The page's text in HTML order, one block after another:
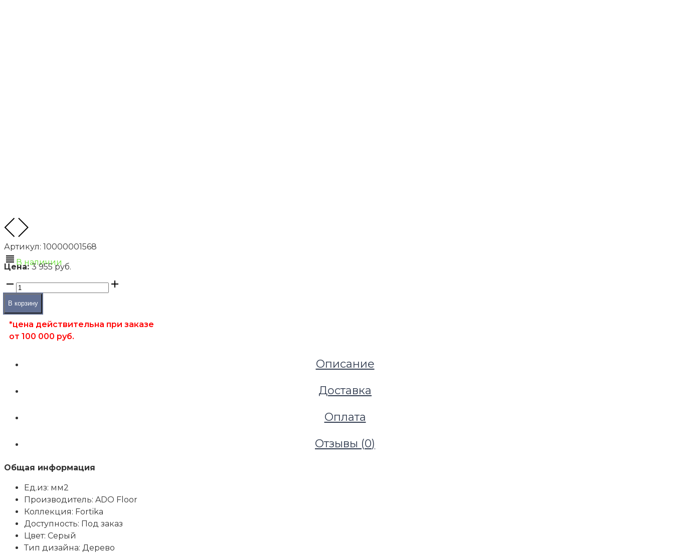
Артикул: 10000001568
В наличии
Цена:3 955 руб.
В корзину
*цена действительна при заказе
от 100 000 руб.
Описание
Доставка
Оплата
Отзывы (0)
Общая информация
Ед.из: мм2
Производитель: ADO Floor
Коллекция: Fortika
Доступность: Под заказ
Цвет: Серый
Тип дизайна: Дерево